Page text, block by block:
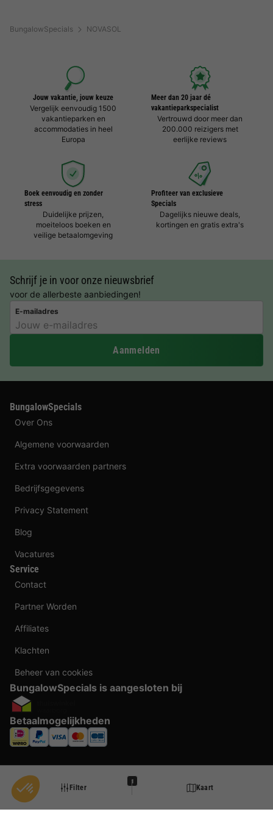
BungalowSpecials NOVASOL
Filter
1
Kaart
Jouw vakantie, jouw keuze
Vergelijk eenvoudig 1500
vakantieparken en
accommodaties in heel
Europa
Meer dan 20 jaar dé
vakantieparkspecialist
Vertrouwd door meer dan
200.000 reizigers met
eerlijke reviews
Boek eenvoudig en zonder
stress
Duidelijke prijzen,
moeiteloos boeken en
veilige betaalomgeving
Profiteer van exclusieve
Specials
Dagelijks nieuwe deals,
kortingen en gratis extra's
Schrijf je in voor onze nieuwsbrief
voor de allerbeste aanbiedingen!
E-mailadres
Aanmelden
BungalowSpecials
Over Ons
Algemene voorwaarden
Extra voorwaarden partners
Bedrijfsgegevens
Privacy Statement
Blog
Vacatures
Service
Contact
Partner Worden
Affiliates
Klachten
Beheer van cookies
BungalowSpecials is aangesloten bij
Betaalmogelijkheden